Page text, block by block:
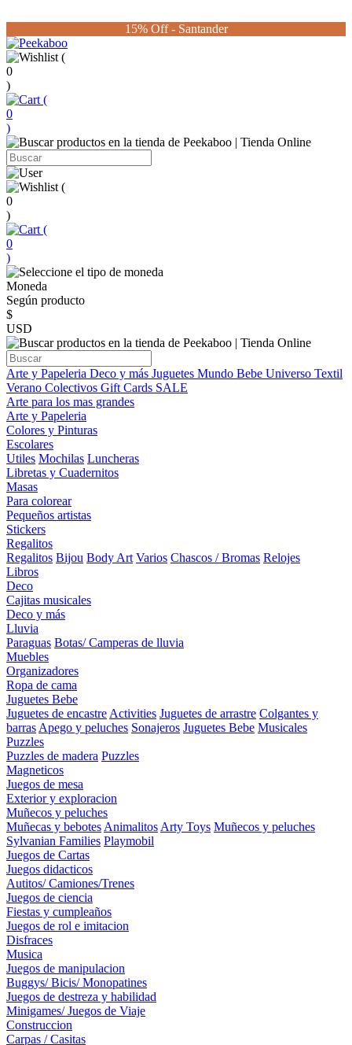
15% Off - Santander
(
0
)
(
0
)
(
0
)
(
0
)
Moneda
Según producto
$
USD
Arte y Papeleria Deco y más Juguetes Mundo Bebe Universo Textil
Verano Colectivos Gift Cards SALE
Arte para los mas grandes
Arte y Papeleria
Colores y Pinturas
Escolares
Utiles Mochilas Luncheras
Libretas y Cuadernitos
Masas
Para colorear
Pequeños artistas
Stickers
Regalitos
Regalitos Bijou Body Art Varios Chascos / Bromas Relojes
Libros
Deco
Cajitas musicales
Deco y más
Lluvia
Paraguas Botas/ Camperas de lluvia
Muebles
Organizadores
Ropa de cama
Juguetes Bebe
Juguetes de encastre Activities Juguetes de arrastre Colgantes y
barras Apego y peluches Sonajeros Juguetes Bebe Musicales
Puzzles
Puzzles de madera Puzzles
Magneticos
Juegos de mesa
Exterior y exploracion
Muñecos y peluches
Muñecas y bebotes Animalitos Arty Toys Muñecos y peluches
Sylvanian Families Playmobil
Juegos de Cartas
Juegos didacticos
Autitos/ Camiones/Trenes
Juegos de ciencia
Fiestas y cumpleaños
Juegos de rol e imitacion
Disfraces
Musica
Juegos de manipulacion
Buggys/ Bicis/ Monopatines
Juegos de destreza y habilidad
Minigames/ Juegos de Viaje
Construccion
Carpas / Casitas